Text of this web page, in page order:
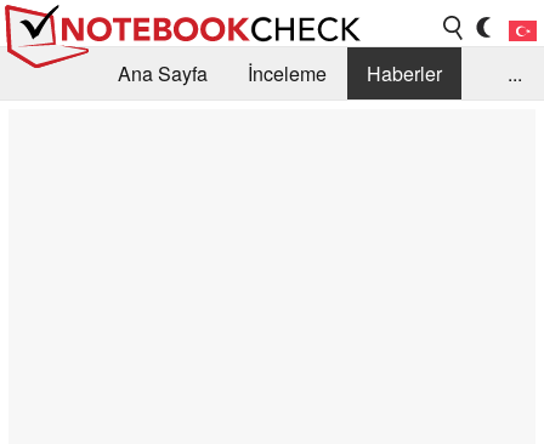
Ana Sayfa İnceleme
Haberler
...